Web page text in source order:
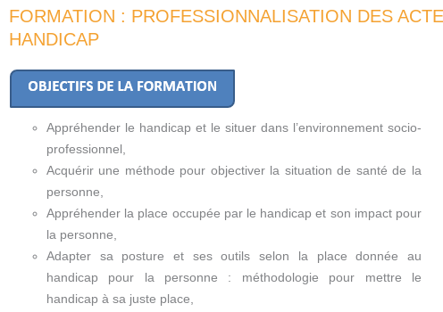
FORMATION : PROFESSIONNALISATION DES
HANDICAP​
Appréhender le handicap et le situer dans l’environnement socio-
professionnel,
Acquérir une méthode pour objectiver la situation de santé de la
personne,
Appréhender la place occupée par le handicap et son impact pour
la personne,
Adapter sa posture et ses outils selon la place donnée au
handicap pour la personne : méthodologie pour mettre le
handicap à sa juste place,